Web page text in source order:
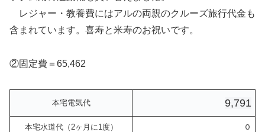
レジャー・教養費にはアルの両親のクルーズ旅行代金も
含まれています。喜寿と米寿のお祝いです。
②固定費＝65,462
本宅電気代 9,791
本宅水道代（2ヶ月に1度） ０